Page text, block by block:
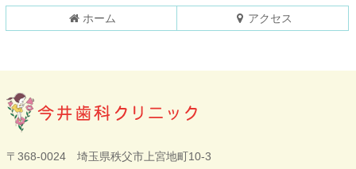
る
ホーム アクセス
今井歯科クリニ
〒368-0024 埼玉県秩父市上宮地町10-3